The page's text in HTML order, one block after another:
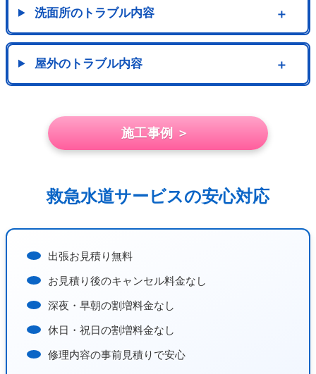
洗面所のトラブル内容 ＋
屋外のトラブル内容 ＋
施工事例 ＞
救急水道サービスの安心対応
出張お見積り無料
お見積り後のキャンセル料金なし
深夜・早朝の割増料金なし
休日・祝日の割増料金なし
修理内容の事前見積りで安心